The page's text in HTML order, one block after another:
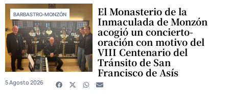
BARBASTRO-MONZÓN El Monasterio de la
Inmaculada de Monzón
acogió un concierto-
oración con motivo del
VIII Centenario del
Tránsito de San
Francisco de Asís
5 Agosto 2026